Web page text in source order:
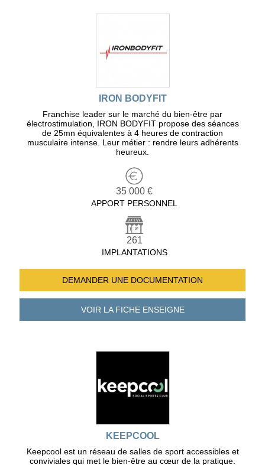
IRON BODYFIT
Franchise leader sur le marché du bien-être par
électrostimulation, IRON BODYFIT propose des séances
de 25mn équivalentes à 4 heures de contraction
musculaire intense. Leur métier : rendre leurs adhérents
heureux.
35 000 €
APPORT PERSONNEL
261
IMPLANTATIONS
DEMANDER UNE DOCUMENTATION
VOIR LA FICHEENSEIGNE
KEEPCOOL
Keepcool est un réseau de salles de sport accessibles et
conviviales qui met le bien-être au cœur de la pratique.